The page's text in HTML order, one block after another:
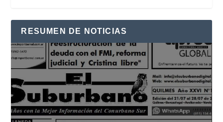
RESUMEN DE NOTICIAS
Reproductor
de
vídeo